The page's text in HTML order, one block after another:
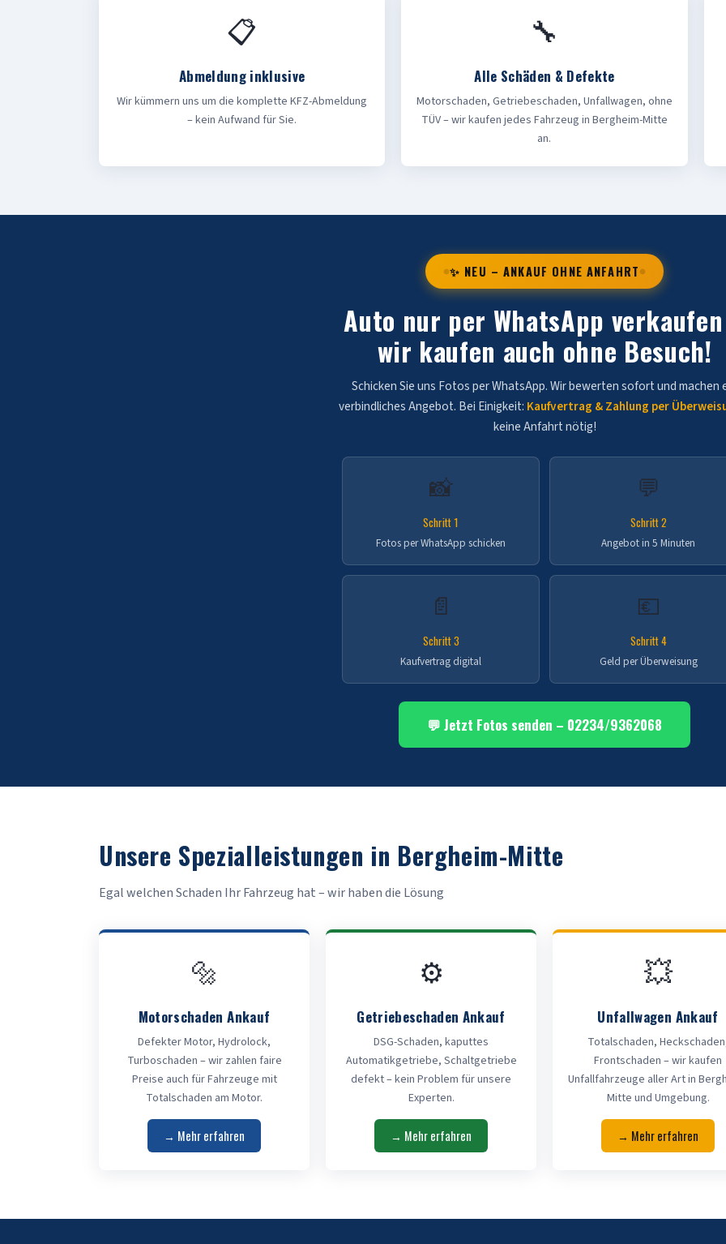
📋
Abmeldung inklusive
Wir kümmern uns um die komplette KFZ-Abmeldung
– kein Aufwand für Sie.
🔧
Alle Schäden & Defekte
Motorschaden, Getriebeschaden, Unfallwagen, ohne
TÜV – wir kaufen jedes Fahrzeug in Bergheim-Mitte
an.
✨ NEU – ANKAUF OHNE ANFAHRT
Auto nur per WhatsApp
wir kaufen auch ohne Besuch!
Schicken Sie uns Fotos per WhatsApp. Wir bewerten sofort und machen
verbindliches Angebot. Bei Einigkeit: Kaufvertrag & Zahlung per
keine Anfahrt nötig!
📸
Schritt 1
Fotos per WhatsApp schicken
💬
Schritt 2
Angebot in 5 Minuten
📄
Schritt 3
Kaufvertrag digital
💶
Schritt 4
Geld per Überweisung
💬 Jetzt Fotos senden – 02234/9362068
Unsere Spezialleistungen in Bergheim-Mitte
Egal welchen Schaden Ihr Fahrzeug hat – wir haben die Lösung
🔩
Motorschaden Ankauf
Defekter Motor, Hydrolock,
Turboschaden – wir zahlen faire
Preise auch für Fahrzeuge mit
Totalschaden am Motor.
→ Mehr erfahren
⚙️
Getriebeschaden Ankauf
DSG-Schaden, kaputtes
Automatikgetriebe, Schaltgetriebe
defekt – kein Problem für unsere
Experten.
→ Mehr erfahren
💥
Unfallwagen Ankauf
Totalschaden,
Frontschaden – wir kaufen
Unfallfahrzeuge aller Art in
Mitte und Umgebung.
→ Mehr erfahren